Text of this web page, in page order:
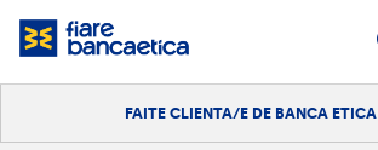
Saltar
FAITE CLIENTA/E DE BANCA ETICA